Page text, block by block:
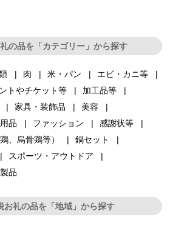
の品を「カテゴリー」から探す
肉 米・パン
エビ・カニ等
トやチケット等
加工品等
家具・装飾品
美容
品 ファッション
感謝状等
、烏骨鶏等）
鍋セット
スポーツ・アウトドア
品
お礼の品を「地域」から探す